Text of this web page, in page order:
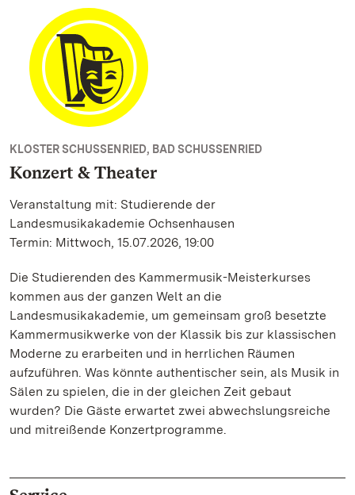
KLOSTER SCHUSSENRIED, BAD SCHUSSENRIED
Konzert & Theater
Veranstaltung mit: Studierende der
Landesmusikakademie Ochsenhausen
Termin: Mittwoch, 15.07.2026, 19:00
Die Studierenden des Kammermusik-Meisterkurses
kommen aus der ganzen Welt an die
Landesmusikakademie, um gemeinsam groß besetzte
Kammermusikwerke von der Klassik bis zur klassischen
Moderne zu erarbeiten und in herrlichen Räumen
aufzuführen. Was könnte authentischer sein, als Musik in
Sälen zu spielen, die in der gleichen Zeit gebaut
wurden? Die Gäste erwartet zwei abwechslungsreiche
und mitreißende Konzertprogramme.